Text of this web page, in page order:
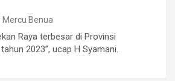
Mercu Benua
Raya terbesar di Provinsi
2023”, ucap H Syamani.